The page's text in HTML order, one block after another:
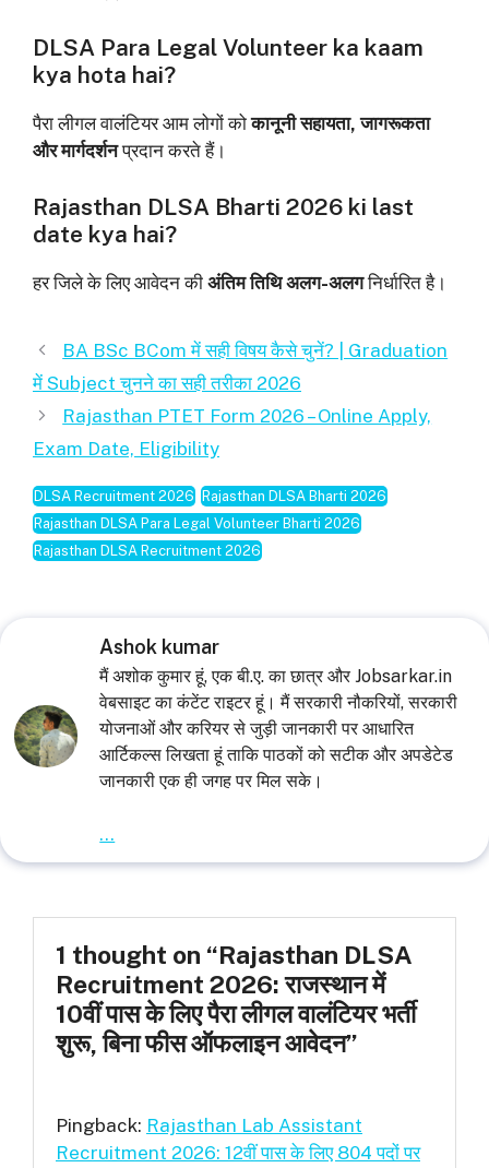
DLSA Para Legal Volunteer ka kaam
kya hota hai?
पैरा लीगल वालंटियर आम लोगों कोकानूनी सहायता, जागरूकता
और मार्गदर्शनप्रदान करते हैं।
Rajasthan DLSA Bharti 2026 ki last
date kya hai?
हर जिले के लिए आवेदन की अंतिम तिथि अलग-अलगनिर्धारित है।
BA BSc BCom में सही विषय कैसे चुनें? | Graduation
में Subject चुनने का सही तरीका 2026
Rajasthan PTET Form 2026 – Online Apply,
Exam Date, Eligibility
DLSA Recruitment 2026 Rajasthan DLSA Bharti 2026
Rajasthan DLSA Para Legal Volunteer Bharti 2026
Rajasthan DLSA Recruitment 2026
Ashok kumar
मैं अशोक कुमार हूं, एक बी.ए. का छात्र और Jobsarkar.in
वेबसाइट का कंटेंट राइटर हूं। मैं सरकारी नौकरियों, सरकारी
योजनाओं और करियर से जुड़ी जानकारी पर आधारित
आर्टिकल्स लिखता हूं ताकि पाठकों को सटीक और अपडेटेड
जानकारी एक ही जगह पर मिल सके।
...
1 thought on “Rajasthan DLSA
Recruitment 2026: राजस्थान में
10वीं पास के लिए पैरा लीगल वालंटियर भर्ती
शुरू, बिना फीस ऑफलाइन आवेदन”
Pingback: Rajasthan Lab Assistant
Recruitment 2026: 12वीं पास के लिए 804 पदों पर